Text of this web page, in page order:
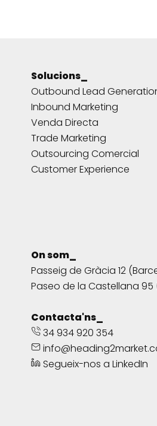
Solucions_
Outbound Lead
Inbound Marketing
Venda Directa
Trade Marketing
Outsourcing Comercial
Customer Experience
On som_
Passeig de Gràcia 12
Paseo de la Castellana 95
Contacta'ns_
34 934 920 354
Segueix-nos a LinkedIn